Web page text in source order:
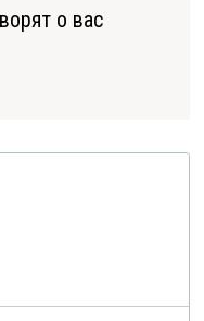
о вас